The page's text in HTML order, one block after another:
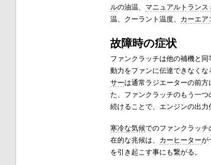
ルの油温、 マニュアルトランス
温、クーラント温度、 カーエア
故障時の症状
ファンクラッチは他の補機と
動力をファンに伝達できなくな
サーは通常ラジエーターの前
た、ファンクラッチのもう一
続けることで、エンジンの出
寒冷な気候でのファンクラッ
在的な兆候は、 カーヒーターが
を引き起こす事にも繋がる。